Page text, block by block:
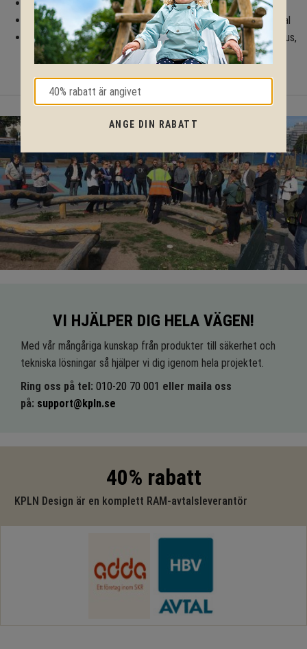
Alla verktyg säkert fästa med vajer – minimerar stöldrisk
Enkelt underhåll och lång livslängd tack vare rostfritt material
Passar perfekt som servicepunkt i cykelgarage, parkeringshus,
bostadsområden och längs cykelvägar
VI HJÄLPER DIG HELA VÄGEN!
Med vår mångåriga kunskap från produkter till säkerhet och
tekniska lösningar så hjälper vi dig igenom hela projektet.
Ring oss på tel: 010-20 70 001 eller maila oss
på: support@kpln.se
40% rabatt
KPLN Design är en komplett RAM-avtalsleverantör
ANGE DIN RABATT